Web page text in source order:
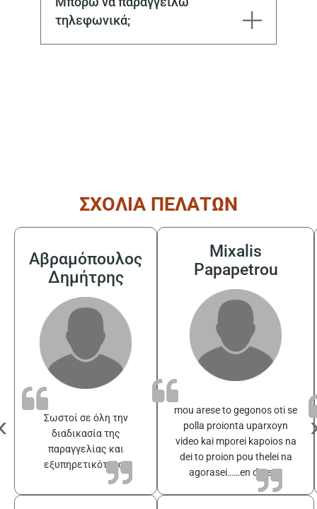
τηλεφωνικά;
ΣΧΟΛΙΑ ΠΕΛΑΤΩΝ
Αβραμόπουλος
Δημήτρης
Σωστοί σε όλη την
διαδικασία της
παραγγελίας και
εξυπηρετικότατοι
Mixalis
Papapetrou
mou arese to gegonos oti se
polla proionta uparxoyn
video kai mporei kapoios na
dei to proion pou thelei na
agorasei……en drasei!